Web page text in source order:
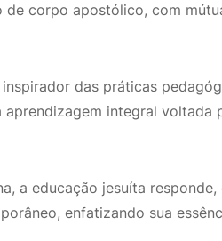
corpo apostólico, com
das práticas
integral voltada
a educação jesuíta responde,
enfatizando sua